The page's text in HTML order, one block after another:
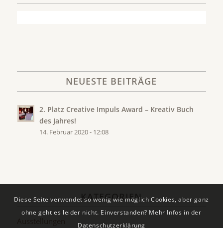
NEUESTE BEITRÄGE
2. Platz Creative Impuls Award – Kreativ Buch
des Jahres!
14. Februar 2020 - 12:08
KATEGORIEN
Diese Seite verwendet so wenig wie möglich Cookies, aber ganz
ohne geht es leider nicht. Einverstanden? Mehr Infos in der
Datenschutzerklärung